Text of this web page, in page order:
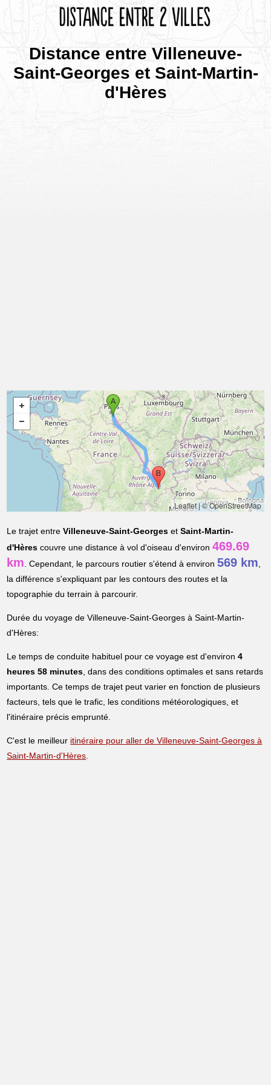
Distance entre Villeneuve-
Saint-Georges et Saint-Martin-
d'Hères
Leaflet|© OpenStreetMap
Le trajet entreVilleneuve-Saint-Georges etSaint-Martin-
d'Hères couvre une distance à vol d'oiseau d'environ469.69
km. Cependant, le parcours routier s'étend à environ569 km,
la différence s'expliquant par les contours des routes et la
topographie du terrain à parcourir.
Durée du voyage de Villeneuve-Saint-Georges à Saint-Martin-
d'Hères:
Le temps de conduite habituel pour ce voyage est d'environ4
heures 58 minutes, dans des conditions optimales et sans retards
importants. Ce temps de trajet peut varier en fonction de plusieurs
facteurs, tels que le trafic, les conditions météorologiques, et
l'itinéraire précis emprunté.
C'est le meilleur itinéraire pour aller de Villeneuve-Saint-Georges à
Saint-Martin-d'Hères.